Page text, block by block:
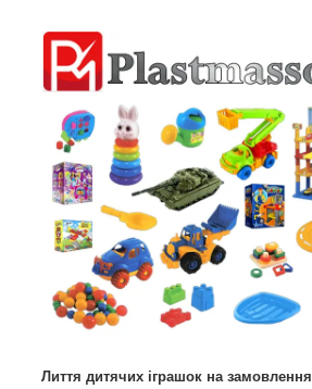
Лиття дитячих іграшок на замовлення